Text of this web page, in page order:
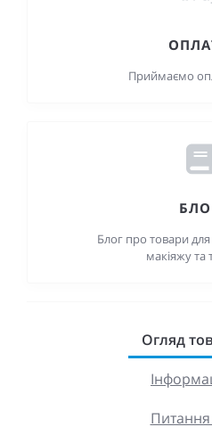
Приймаємо
Блог про товари
макіяжу та
Огляд
Питання